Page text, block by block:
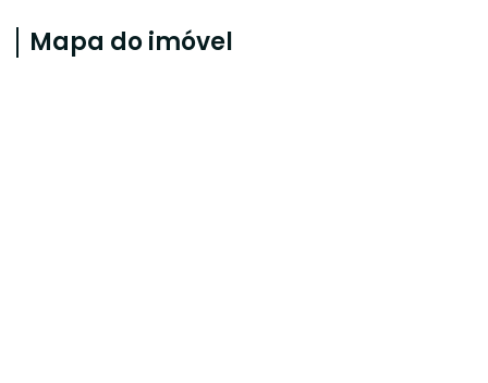
Mapa do imóvel